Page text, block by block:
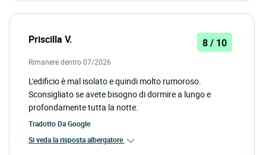
Priscilla V. 8 / 10
Rimanere dentro 07/2026
L'edificio è mal isolato e quindi molto rumoroso.
Sconsigliato se avete bisogno di dormire a lungo e
profondamente tutta la notte.
Tradotto DaGoogle
Si veda la risposta albergatore